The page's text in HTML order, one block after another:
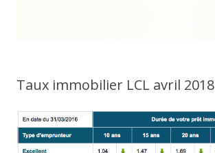
Taux immobilier LCL avril 2018